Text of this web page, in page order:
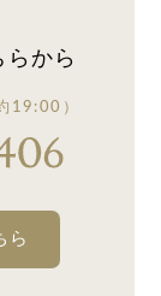
らから
19:00）
ら